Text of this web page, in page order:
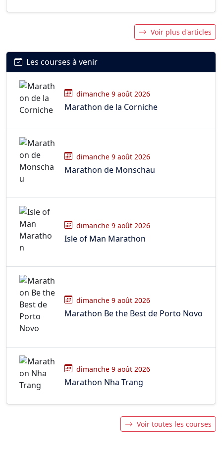
Voir plus d'articles
Les courses à venir
dimanche 9 août 2026
Marathon de la Corniche
dimanche 9 août 2026
Marathon de Monschau
dimanche 9 août 2026
Isle of Man Marathon
dimanche 9 août 2026
Marathon Be the Best de Porto Novo
dimanche 9 août 2026
Marathon Nha Trang
Voir toutes les courses